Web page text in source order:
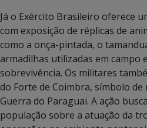
Já o Exército Brasileiro oferece
com exposição de réplicas de
como a onça-pintada, o
armadilhas utilizadas em campo
sobrevivência. Os militares
do Forte de Coimbra, símbolo
Guerra do Paraguai. A ação
população sobre a atuação da